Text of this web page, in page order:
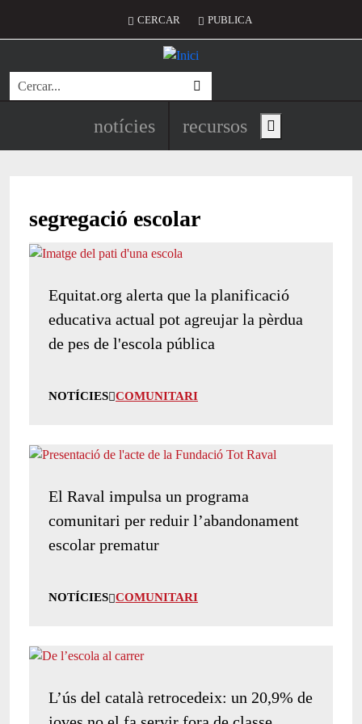
Menú del compte d'usuari
CERCAR PUBLICA
Cerca
Navegació principal de
notícies recursos Show main menu
segregació escolar
Equitat.org alerta que la planificació
educativa actual pot agreujar la pèrdua
de pes de l'escola pública
NOTÍCIES COMUNITARI
El Raval impulsa un programa
comunitari per reduir l’abandonament
escolar prematur
NOTÍCIES COMUNITARI
L’ús del català retrocedeix: un 20,9% de